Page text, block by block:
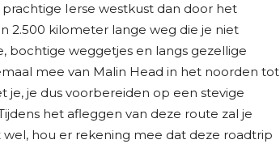
Ierse westkust dan door het
2.500 kilometer lange weg die je niet
bochtige weggetjes en langs gezellige
mee van Malin Head in het noorden tot
je, je dus voorbereiden op een stevige
het afleggen van deze route zal je
hou er rekening mee dat deze roadtrip